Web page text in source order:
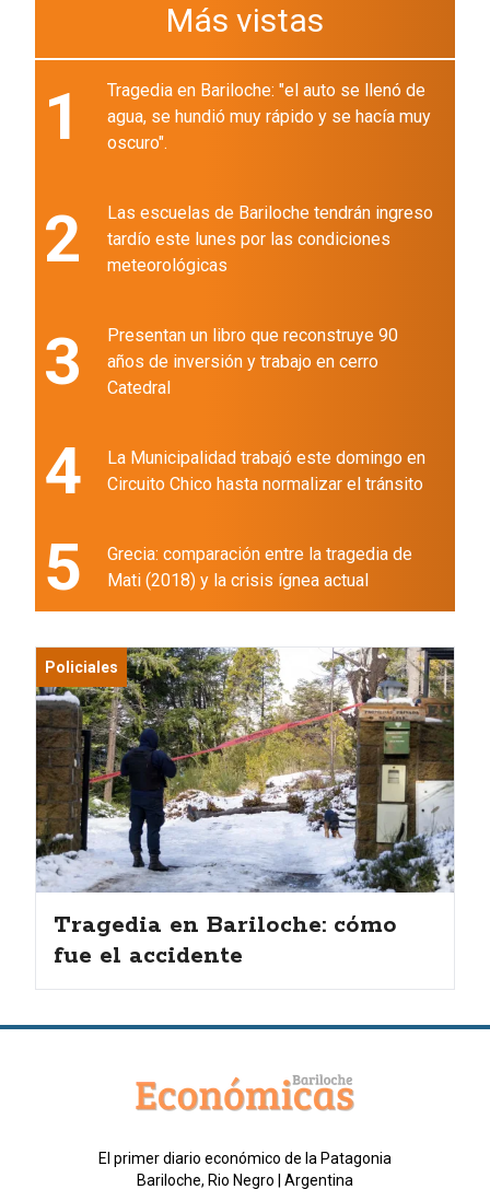
Más vistas
1
Tragedia en Bariloche: "el auto se llenó de
agua, se hundió muy rápido y se hacía muy
oscuro".
2
Las escuelas de Bariloche tendrán ingreso
tardío este lunes por las condiciones
meteorológicas
3
Presentan un libro que reconstruye 90
años de inversión y trabajo en cerro
Catedral
4
La Municipalidad trabajó este domingo en
Circuito Chico hasta normalizar el tránsito
5
Grecia: comparación entre la tragedia de
Mati (2018) y la crisis ígnea actual
Policiales
Tragedia en Bariloche: cómo
fue el accidente
El primer diario económico de la Patagonia
Bariloche, Rio Negro | Argentina